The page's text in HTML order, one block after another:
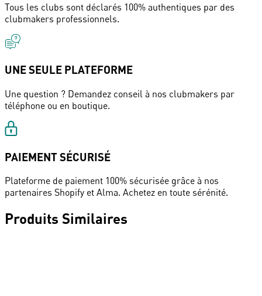
Tous les clubs sont déclarés 100% authentiques par des
clubmakers professionnels.
UNE SEULE PLATEFORME
Une question ? Demandez conseil à nos clubmakers par
téléphone ou en boutique.
PAIEMENT SÉCURISÉ
Plateforme de paiement 100% sécurisée grâce à nos
partenaires Shopify et Alma. Achetez en toute sérénité.
Produits Similaires